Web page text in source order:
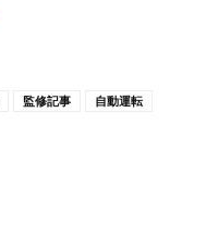
監修記事
自動運転